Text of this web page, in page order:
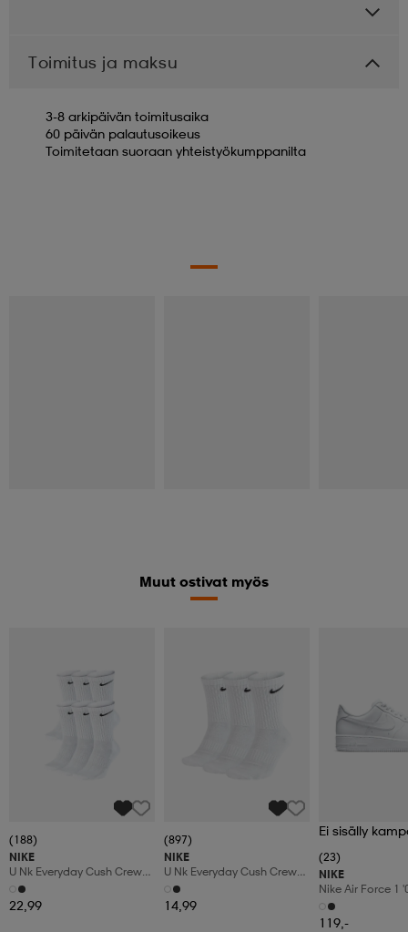
Toimitus ja maksu
3-8 arkipäivän toimitusaika
60 päivän palautusoikeus
Toimitetaan suoraan yhteistyökumppanilta
Muut ostivat myös
(188)
NIKE
U Nk Everyday Cush Crew
6pr-Bd
22,99
(897)
NIKE
U Nk Everyday Cush Crew
3pr
14,99
Ei sisälly
(23)
NIKE
Nike Air Force 1
Shoes
119,-